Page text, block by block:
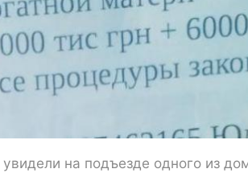
на подъезде одного из